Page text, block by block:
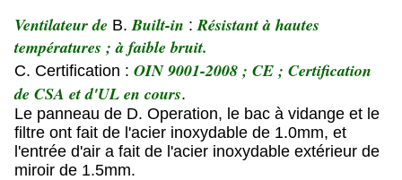
Ventilateur de B.Built-in :Résistant à hautes
températures ; à faible bruit.
C. Certification : OIN 9001-2008 ; CE ; Certification
de CSA et d'UL en cours.
Le panneau de D. Operation, le bac à vidange et le
filtre ont fait de l'acier inoxydable de 1.0mm, et
l'entrée d'air a fait de l'acier inoxydable extérieur de
miroir de 1.5mm.